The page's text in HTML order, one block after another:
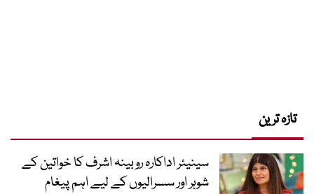
تازہ ترین
سینیئر اداکارہ روبینہ اشرف کا خواتین کے
شوہر اور سسرالیوں کے لیے اہم پیغام